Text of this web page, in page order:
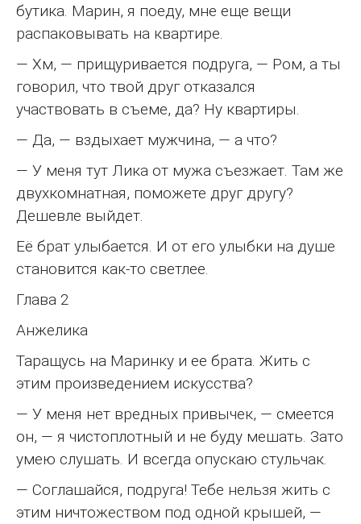
бутика. Марин, я поеду, мне еще вещи
распаковывать на квартире.
— Хм, — прищуривается подруга, — Ром, а ты
говорил, что твой друг отказался
участвовать в съеме, да? Ну квартиры.
— Да, — вздыхает мужчина, — а что?
— У меня тут Лика от мужа съезжает. Там же
двухкомнатная, поможете друг другу?
Дешевле выйдет.
Её брат улыбается. И от его улыбки на душе
становится как-то светлее.
Глава 2
Анжелика
Таращусь на Маринку и ее брата. Жить с
этим произведением искусства?
— У меня нет вредных привычек, — смеется
он, — я чистоплотный и не буду мешать. Зато
умею слушать. И всегда опускаю стульчак.
— Соглашайся, подруга! Тебе нельзя жить с
этим ничтожеством под одной крышей, —